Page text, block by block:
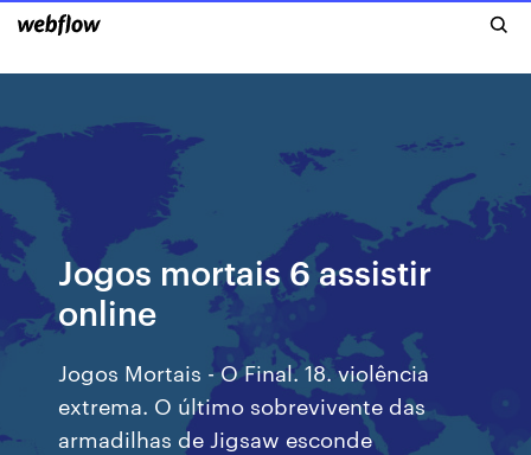
Jogos mortais 6 assistir
online
Jogos Mortais - O Final. 18. violência
extrema. O último sobrevivente das
armadilhas de Jigsaw esconde